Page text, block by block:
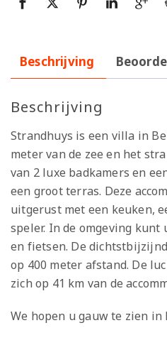
Beschrijving
Beschrijving
Strandhuys is een villa in
meter van de zee en het
van 2 luxe badkamers en
een groot terras. Deze
uitgerust met een keuken,
speler. In de omgeving
en fietsen. De
op 400 meter afstand. De
zich op 41 km van de
We hopen u gauw te zien in